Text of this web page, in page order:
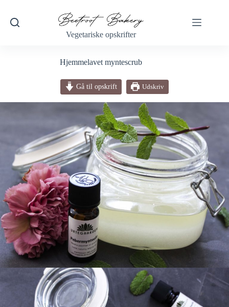
indhold
Vegetariske opskrifter
Hjemmelavet myntescrub
Gå til opskrift Udskriv